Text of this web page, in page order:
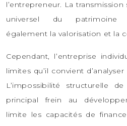
l’entrepreneur. La
universel du patrimoine
également la valorisation et la
Cependant, l’entreprise
limites qu’il convient
L’impossibilité structurelle
principal frein au
limite les capacités de